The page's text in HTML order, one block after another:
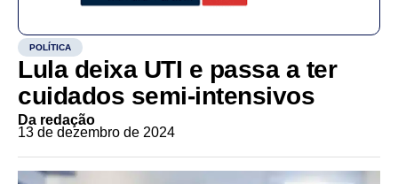
POLÍTICA
Lula deixa UTI e passa a ter
cuidados semi-intensivos
Da redação
13 de dezembro de 2024